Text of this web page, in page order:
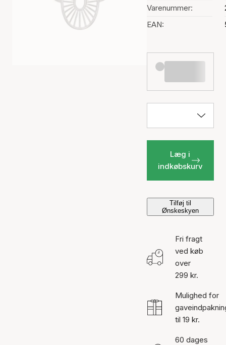
Varenummer:
EAN:
Læg i
indkøbskurv
Tilføj til
Ønskeskyen
Fri fragt
ved køb
over
299 kr.
Mulighed for
til 19 kr.
60 dages